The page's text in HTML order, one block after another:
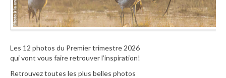
Les 12 photos du Premier trimestre 2026
qui vont vous faire retrouver l’inspiration!
Retrouvez toutes les plus belles photos